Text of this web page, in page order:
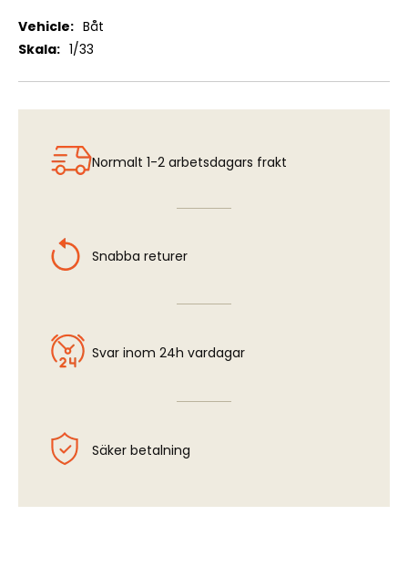
Mer
information
Båt
1/33
Normalt 1-2 arbetsdagars frakt
Snabba returer
Svar inom 24h vardagar
Säker betalning